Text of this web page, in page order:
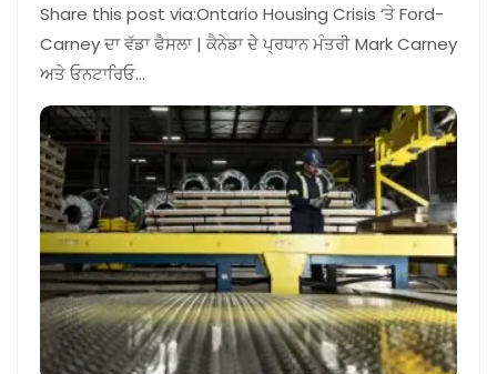
Share this post via:Ontario Housing Crisis ‘ਤੇ Ford-
Carney ਦਾ ਵੱਡਾ ਫੈਸਲਾ | ਕੈਨੇਡਾ ਦੇ ਪ੍ਰਧਾਨ ਮੰਤਰੀ Mark Carney
ਅਤੇ ਓਨਟਾਰਿਓ…